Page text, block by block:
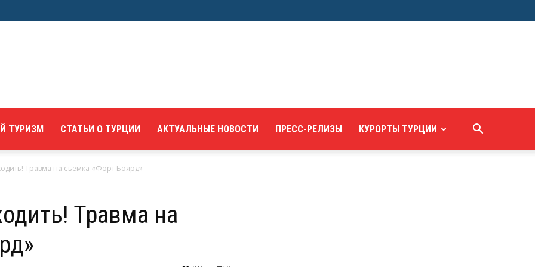
ТУРИЗМ СТАТЬИ О ТУРЦИИ АКТУАЛЬНЫЕ НОВОСТИ ПРЕСС-РЕЛИЗЫ КУРОРТЫ ТУРЦИИ
Травма на съемка «Форт Боярд»
Травма на